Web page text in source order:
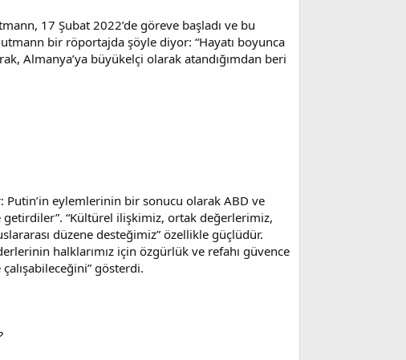
17 Şubat 2022’de göreve başladı ve bu
bir röportajda şöyle diyor: “Hayatı boyunca
Almanya’ya büyükelçi olarak atandığımdan beri
Putin’in eylemlerinin bir sonucu olarak ABD ve
“Kültürel ilişkimiz, ortak değerlerimiz,
düzene desteğimiz” özellikle güçlüdür.
halklarımız için özgürlük ve refahı güvence
gösterdi.